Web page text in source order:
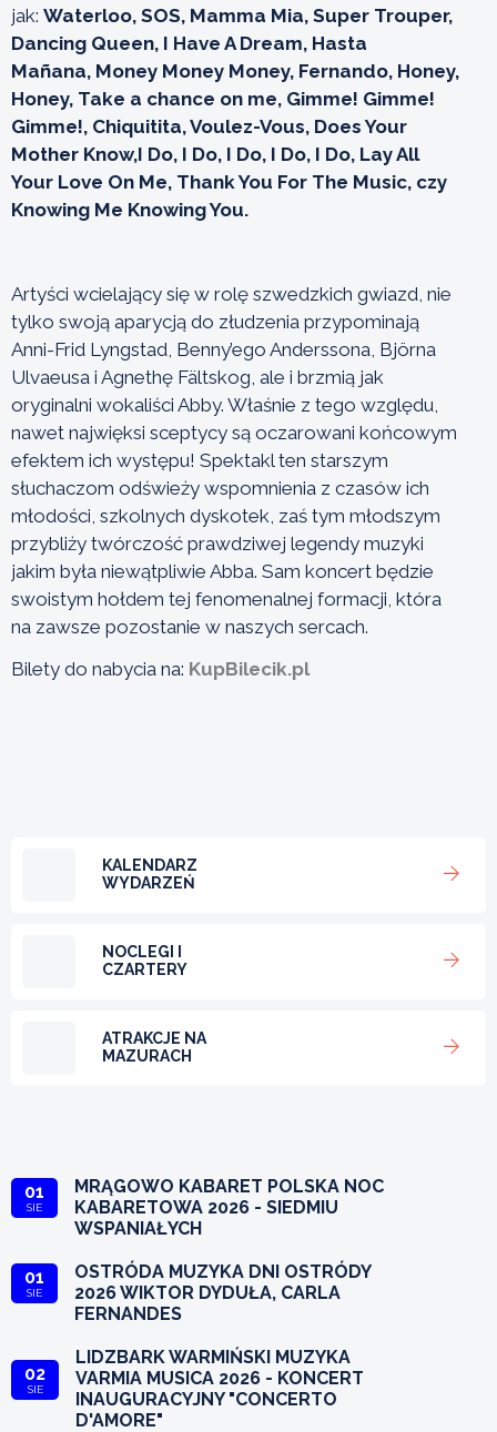
jak: Waterloo, SOS, Mamma Mia, Super Trouper,
Dancing Queen, I Have A Dream, Hasta
Mañana, Money Money Money, Fernando, Honey,
Honey, Take a chance on me, Gimme! Gimme!
Gimme!, Chiquitita, Voulez-Vous, Does Your
Mother Know,I Do, I Do, I Do, I Do, I Do, Lay All
Your Love On Me, Thank You For The Music, czy
Knowing Me Knowing You.
Artyści wcielający się w rolę szwedzkich gwiazd, nie
tylko swoją aparycją do złudzenia przypominają
Anni-Frid Lyngstad, Benny’ego Anderssona, Björna
Ulvaeusa i Agnethę Fältskog, ale i brzmią jak
oryginalni wokaliści Abby. Właśnie z tego względu,
nawet najwięksi sceptycy są oczarowani końcowym
efektem ich występu! Spektakl ten starszym
słuchaczom odświeży wspomnienia z czasów ich
młodości, szkolnych dyskotek, zaś tym młodszym
przybliży twórczość prawdziwej legendy muzyki
jakim była niewątpliwie Abba. Sam koncert będzie
swoistym hołdem tej fenomenalnej formacji, która
na zawsze pozostanie w naszych sercach.
Bilety do nabycia na: KupBilecik.pl
KALENDARZ
WYDARZEŃ
NOCLEGI I
CZARTERY
ATRAKCJE NA
MAZURACH
01
SIE
MRĄGOWO KABARET POLSKA NOC
KABARETOWA 2026 - SIEDMIU
WSPANIAŁYCH
01
SIE
OSTRÓDA MUZYKA DNI OSTRÓDY
2026 WIKTOR DYDUŁA, CARLA
FERNANDES
02
SIE
LIDZBARK WARMIŃSKI MUZYKA
VARMIA MUSICA 2026 - KONCERT
INAUGURACYJNY "CONCERTO
D'AMORE"